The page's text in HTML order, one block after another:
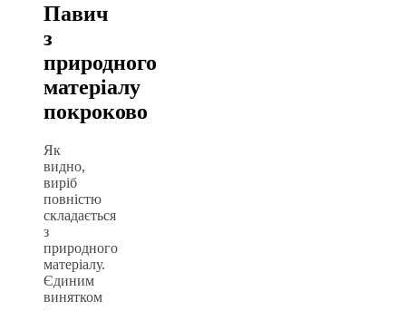
Павич
з
природного
матеріалу
покроково
Як
видно,
виріб
повністю
складається
з
природного
матеріалу.
Єдиним
винятком